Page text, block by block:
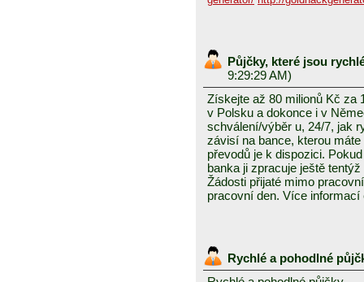
Půjčky, které jsou
9:29:29 AM)
Získejte až 80 milionů Kč za
v Polsku a dokonce i v
schválení/výběr u, 24/7, jak
závisí na bance, kterou
převodů je k dispozici.
banka ji zpracuje ještě tentýž
Žádosti přijaté mimo
pracovní den. Více
Rychlé a pohodlné